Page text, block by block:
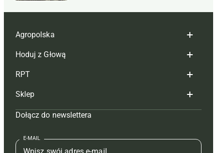
Agropolska
Redakcja
Reklama
Tagi
Mapa serwisu
Kontakt
Hoduj z Głową
Hoduj z głową bydło
Hoduj z głową świnie
Prenumerata
Redakcja
RPT
Redakcja
Prenumerata
Reklama
Sklep
Czasopisma i prenumerata
Książki
Dołącz do newslettera
E-MAIL